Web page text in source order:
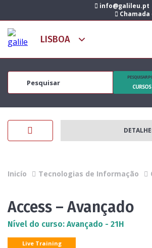
info@galileu.pt
PESQUISAR
CURSOS
Inicío Tecnologias de Informação
Access – Avançado
Nível do curso: Avançado - 21H
Live Training